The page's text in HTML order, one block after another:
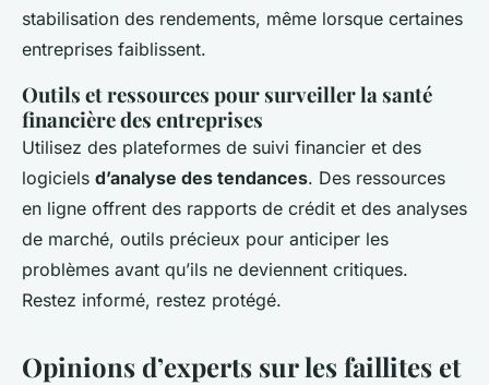
stabilisation des rendements, même lorsque certaines
entreprises faiblissent.
Outils et ressources pour surveiller la santé
financière des entreprises
Utilisez des plateformes de suivi financier et des
logiciels d’analyse des tendances. Des ressources
en ligne offrent des rapports de crédit et des analyses
de marché, outils précieux pour anticiper les
problèmes avant qu’ils ne deviennent critiques.
Restez informé, restez protégé.
Opinions d’experts sur les faillites et